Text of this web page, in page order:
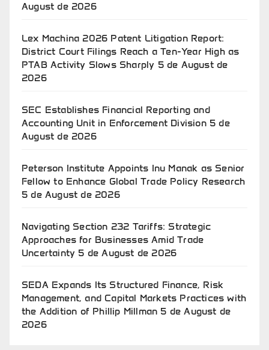
August de 2026
Lex Machina 2026 Patent Litigation Report:
District Court Filings Reach a Ten-Year High as
PTAB Activity Slows Sharply 5 de August de
2026
SEC Establishes Financial Reporting and
Accounting Unit in Enforcement Division 5 de
August de 2026
Peterson Institute Appoints Inu Manak as Senior
Fellow to Enhance Global Trade Policy Research
5 de August de 2026
Navigating Section 232 Tariffs: Strategic
Approaches for Businesses Amid Trade
Uncertainty 5 de August de 2026
SEDA Expands Its Structured Finance, Risk
Management, and Capital Markets Practices with
the Addition of Phillip Millman 5 de August de
2026